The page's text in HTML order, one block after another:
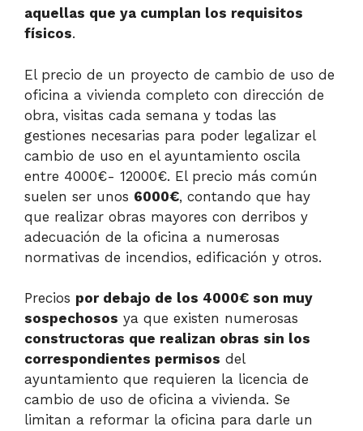
aquellas que ya cumplan los requisitos
físicos.
El precio de un proyecto de cambio de uso de
oficina a vivienda completo con dirección de
obra, visitas cada semana y todas las
gestiones necesarias para poder legalizar el
cambio de uso en el ayuntamiento oscila
entre 4000€- 12000€. El precio más común
suelen ser unos 6000€, contando que hay
que realizar obras mayores con derribos y
adecuación de la oficina a numerosas
normativas de incendios, edificación y otros.
Precios por debajo de los 4000€ son muy
sospechosos ya que existen numerosas
constructoras que realizan obras sin los
correspondientes permisos del
ayuntamiento que requieren la licencia de
cambio de uso de oficina a vivienda. Se
limitan a reformar la oficina para darle un